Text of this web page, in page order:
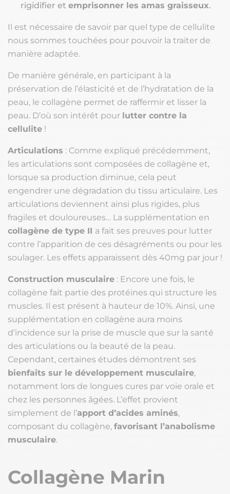
rigidifier et emprisonner les amas graisseux.
Il est nécessaire de savoir par quel type de cellulite
nous sommes touchées pour pouvoir la traiter de
manière adaptée.
De manière générale, en participant à la
préservation de l’élasticité et de l’hydratation de la
peau, le collagène permet de raffermir et lisser la
peau. D’où son intérêt pour lutter contre la
cellulite !
Articulations : Comme expliqué précédemment,
les articulations sont composées de collagène et,
lorsque sa production diminue, cela peut
engendrer une dégradation du tissu articulaire. Les
articulations deviennent ainsi plus rigides, plus
fragiles et douloureuses… La supplémentation en
collagène de type II a fait ses preuves pour lutter
contre l’apparition de ces désagréments ou pour les
soulager. Les effets apparaissent dès 40mg par jour !
Construction musculaire : Encore une fois, le
collagène fait partie des protéines qui structure les
muscles. Il est présent à hauteur de 10%. Ainsi, une
supplémentation en collagène aura moins
d’incidence sur la prise de muscle que sur la santé
des articulations ou la beauté de la peau.
Cependant, certaines études démontrent ses
bienfaits sur le développement musculaire,
notamment lors de longues cures par voie orale et
chez les personnes âgées. L’effet provient
simplement de l’apport d’acides aminés,
composant du collagène, favorisant l’anabolisme
musculaire.
Collagène Marin